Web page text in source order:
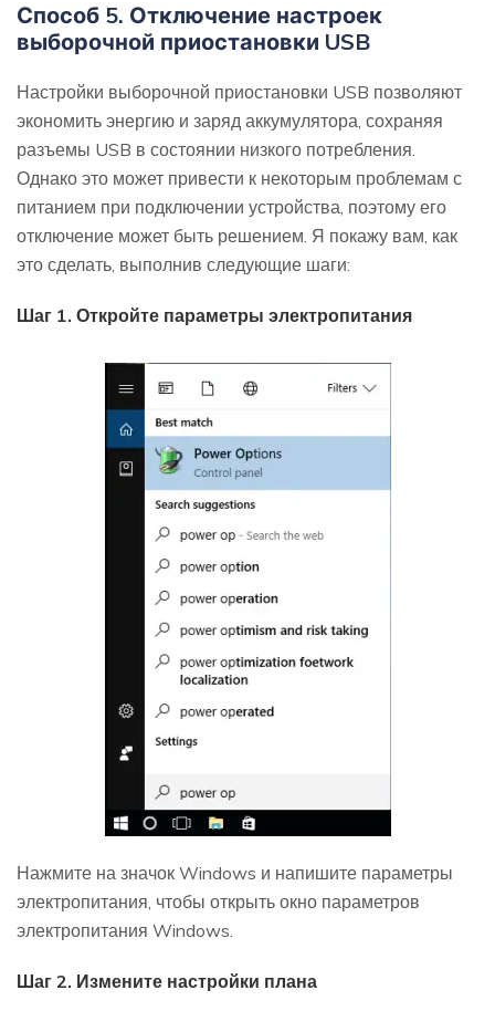
Способ 5. Отключение настроек
выборочной приостановки USB
Настройки выборочной приостановки USB позволяют
экономить энергию и заряд аккумулятора, сохраняя
разъемы USB в состоянии низкого потребления.
Однако это может привести к некоторым проблемам с
питанием при подключении устройства, поэтому его
отключение может быть решением. Я покажу вам, как
это сделать, выполнив следующие шаги:
Шаг 1. Откройте параметры электропитания
Нажмите на значок Windows и напишите параметры
электропитания, чтобы открыть окно параметров
электропитания Windows.
Шаг 2. Измените настройки плана